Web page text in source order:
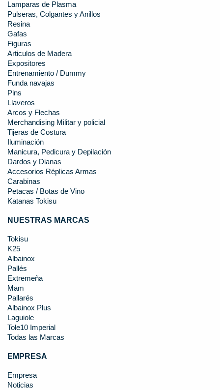
Lamparas de Plasma
Pulseras, Colgantes y Anillos
Resina
Gafas
Figuras
Articulos de Madera
Expositores
Entrenamiento / Dummy
Funda navajas
Pins
Llaveros
Arcos y Flechas
Merchandising Militar y policial
Tijeras de Costura
Iluminación
Manicura, Pedicura y Depilación
Dardos y Dianas
Accesorios Réplicas Armas
Carabinas
Petacas / Botas de Vino
Katanas Tokisu
NUESTRAS MARCAS
Tokisu
K25
Albainox
Pallés
Extremeña
Mam
Pallarés
Albainox Plus
Laguiole
Tole10 Imperial
Todas las Marcas
EMPRESA
Empresa
Noticias